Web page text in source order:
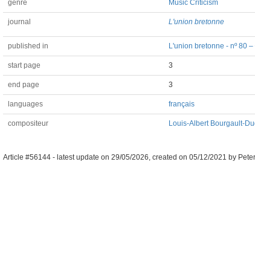
genre Music Criticism
journal L'union bretonne
published in L'union bretonne - nº 80
start page 3
end page 3
languages français
compositeur Louis-Albert Bourgault-
Article #56144 - latest update on 29/05/2026, created on 05/12/2021 by